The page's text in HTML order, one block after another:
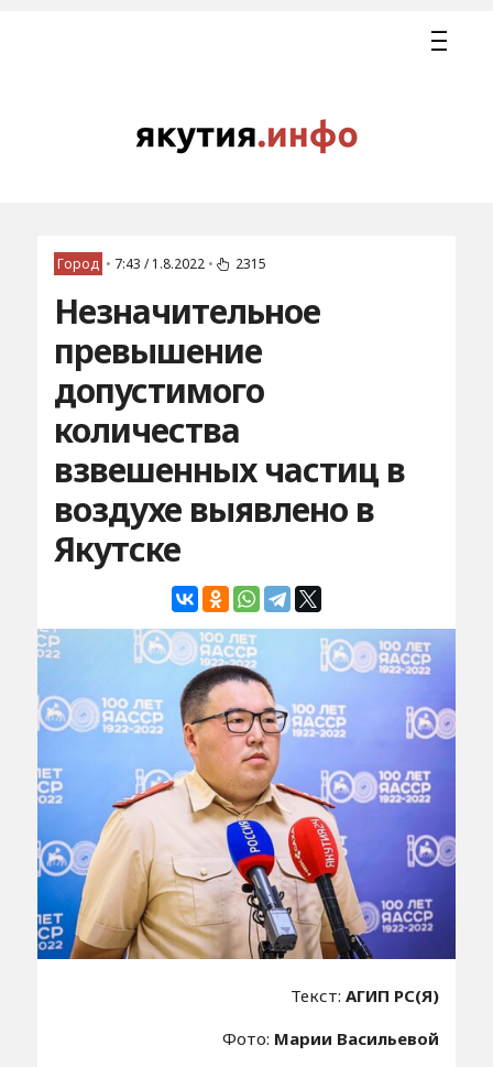
Город • 7:43 / 1.8.2022 • 2315
Незначительное
превышение
допустимого
количества
взвешенных частиц в
воздухе выявлено в
Якутске
Текст:АГИП РС(Я)
Фото: Марии Васильевой